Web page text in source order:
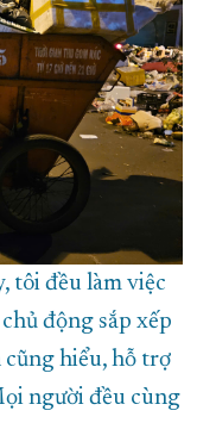
tôi đều làm việc
động sắp xếp
cũng hiểu, hỗ trợ
người đều cùng